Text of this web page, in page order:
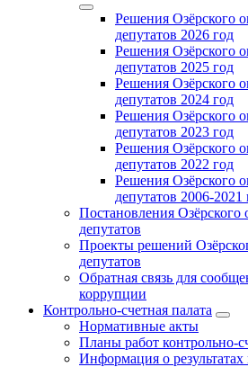
Решения Озёрского
депутатов 2026 год
Решения Озёрского
депутатов 2025 год
Решения Озёрского
депутатов 2024 год
Решения Озёрского
депутатов 2023 год
Решения Озёрского
депутатов 2022 год
Решения Озёрского
депутатов 2006-2021
Постановления Озёрского
депутатов
Проекты решений
депутатов
Обратная связь для
коррупции
Контрольно-счетная палата
Нормативные акты
Планы работ контрольно-
Информация о